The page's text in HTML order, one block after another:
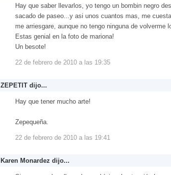
Hay que saber llevarlos, yo tengo un bombin negro
sacado de paseo...y asi unos cuantos mas, me
me arriesgare, aunque no tengo ninguna de volverme
Estas genial en la foto de mariona!
Un besote!
22 de febrero de 2010 a las 19:35
ZEPETIT dijo...
Hay que tener mucho arte!
Zepequeña.
22 de febrero de 2010 a las 19:41
Karen Monardez dijo...